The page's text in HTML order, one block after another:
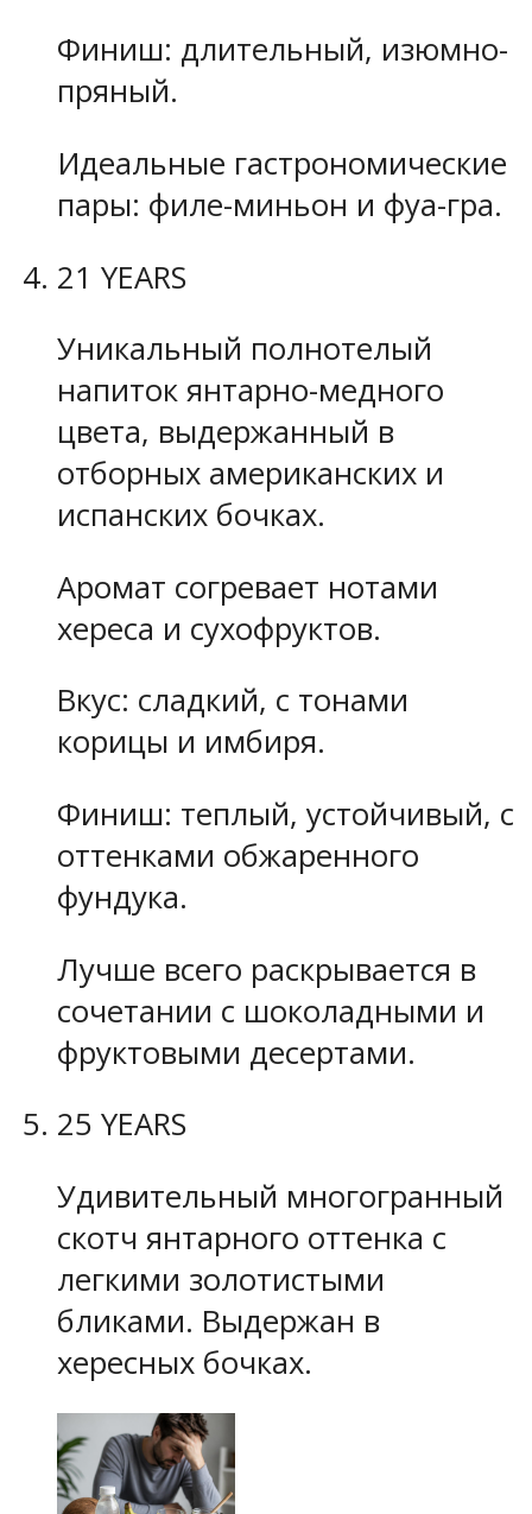
Финиш: длительный, изюмно-
пряный.
Идеальные гастрономические
пары: филе-миньон и фуа-гра.
21 YEARS
Уникальный полнотелый
напиток янтарно-медного
цвета, выдержанный в
отборных американских и
испанских бочках.
Аромат согревает нотами
хереса и сухофруктов.
Вкус: сладкий, с тонами
корицы и имбиря.
Финиш: теплый, устойчивый, с
оттенками обжаренного
фундука.
Лучше всего раскрывается в
сочетании с шоколадными и
фруктовыми десертами.
25 YEARS
Удивительный многогранный
скотч янтарного оттенка с
легкими золотистыми
бликами. Выдержан в
хересных бочках.